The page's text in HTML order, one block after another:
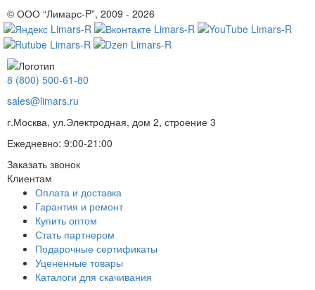
© ООО “Лимарс-P”, 2009 - 2026
8 (800) 500-61-80
sales@limars.ru
г.Москва, ул.Электродная, дом 2, строение 3
Ежедневно: 9:00-21:00
Заказать звонок
Клиентам
Оплата и доставка
Гарантия и ремонт
Купить оптом
Стать партнером
Подарочные сертификаты
Уцененные товары
Каталоги для скачивания